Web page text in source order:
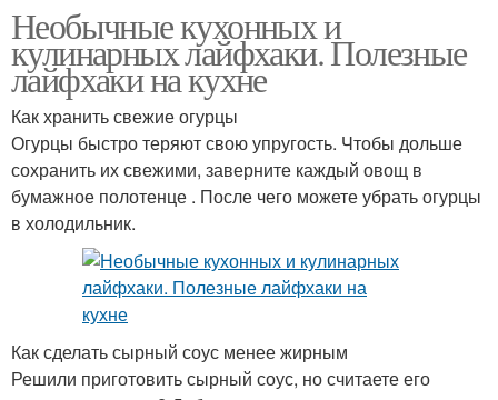
Необычные кухонных и
кулинарных лайфхаки. Полезные
лайфхаки на кухне
Как хранить свежие огурцы
Огурцы быстро теряют свою упругость. Чтобы дольше
сохранить их свежими, заверните каждый овощ в
бумажное полотенце . После чего можете убрать огурцы
в холодильник.
Как сделать сырный соус менее жирным
Решили приготовить сырный соус, но считаете его